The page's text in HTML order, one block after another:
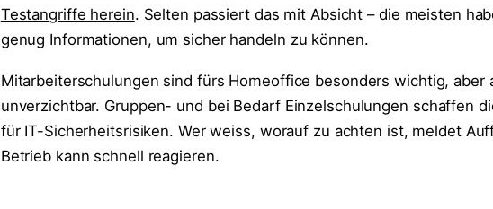
Testangriffe herein. Selten passiert das mit Absicht – die meisten
genug Informationen, um sicher handeln zu können.
Mitarbeiterschulungen sind fürs Homeoffice besonders wichtig, aber
unverzichtbar. Gruppen- und bei Bedarf Einzelschulungen schaffen
für IT-Sicherheitsrisiken. Wer weiss, worauf zu achten ist, meldet
Betrieb kann schnell reagieren.